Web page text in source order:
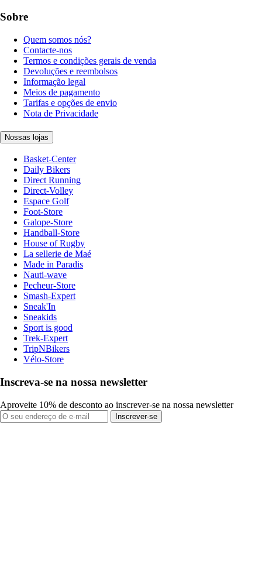
Sobre
Quem somos nós?
Contacte-nos
Termos e condições gerais de venda
Devoluções e reembolsos
Informação legal
Meios de pagamento
Tarifas e opções de envio
Nota de Privacidade
Nossas lojas
Basket-Center
Daily Bikers
Direct Running
Direct-Volley
Espace Golf
Foot-Store
Galope-Store
Handball-Store
House of Rugby
La sellerie de Maé
Made in Paradis
Nauti-wave
Pecheur-Store
Smash-Expert
Sneak'In
Sneakids
Sport is good
Trek-Expert
TripNBikers
Vélo-Store
Inscreva-se na nossa newsletter
Aproveite 10% de desconto ao inscrever-se na nossa newsletter
Inscrever-se